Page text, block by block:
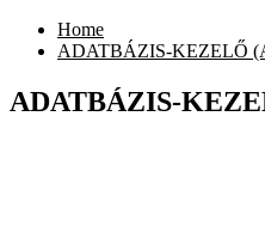
Home
ADATBÁZIS-KEZELŐ
ADATBÁZIS-